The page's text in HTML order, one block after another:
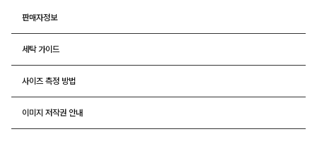
판매자정보
세탁 가이드
사이즈 측정 방법
이미지 저작권 안내